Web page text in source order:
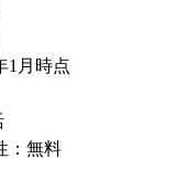
1月時点
：無料